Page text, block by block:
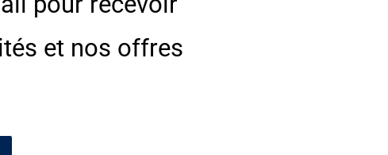
et nos offres